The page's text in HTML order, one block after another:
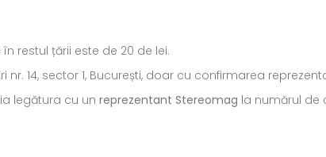
restul țării este de 20 de lei.
nr. 14, sector 1, București, doar cu confirmarea
legătura cu un reprezentant Stereomag la numărul de